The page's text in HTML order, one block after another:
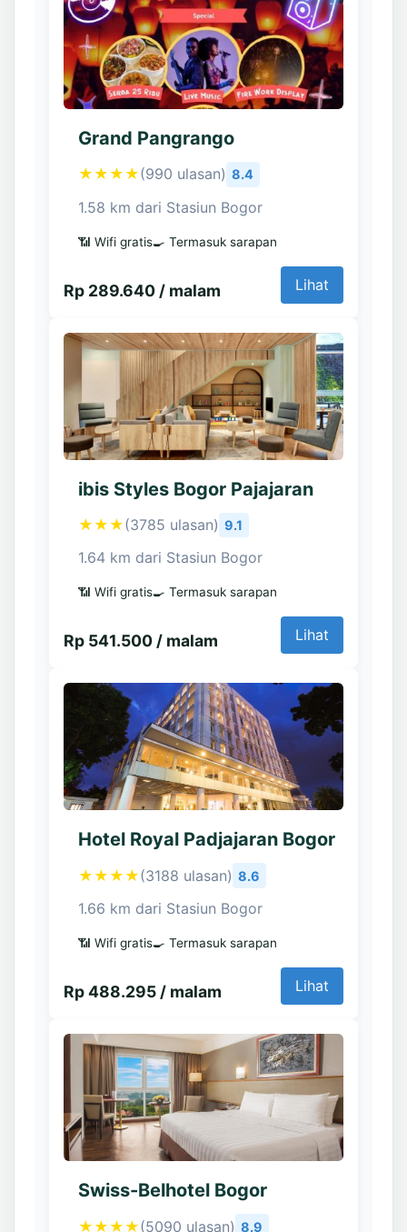
Grand Pangrango
★★★★(990 ulasan) 8.4
1.58 km dari Stasiun Bogor
📶 Wifi gratis🍳 Termasuk sarapan
Rp 289.640 / malam Lihat
ibis Styles Bogor Pajajaran
★★★(3785 ulasan) 9.1
1.64 km dari Stasiun Bogor
📶 Wifi gratis🍳 Termasuk sarapan
Rp 541.500 / malam Lihat
Hotel Royal Padjajaran Bogor
★★★★(3188 ulasan) 8.6
1.66 km dari Stasiun Bogor
📶 Wifi gratis🍳 Termasuk sarapan
Rp 488.295 / malam Lihat
Swiss-Belhotel Bogor
★★★★(5090 ulasan) 8.9